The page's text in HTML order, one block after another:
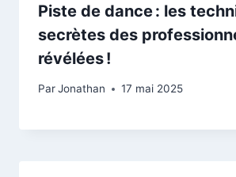
Piste de dance : les
secrètes des
révélées !
ParJonathan 17 mai 2025